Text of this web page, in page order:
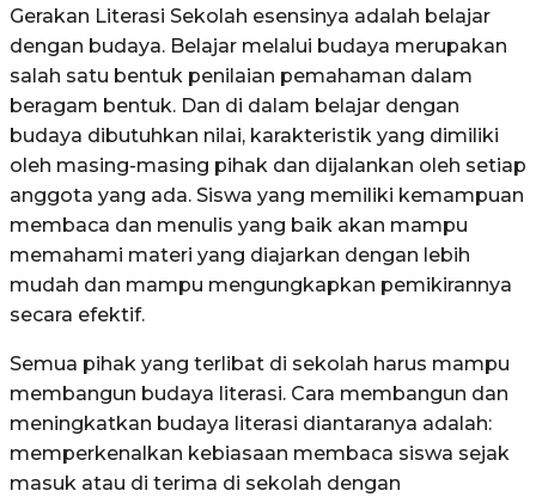
Gerakan Literasi Sekolah esensinya adalah belajar
dengan budaya. Belajar melalui budaya merupakan
salah satu bentuk penilaian pemahaman dalam
beragam bentuk. Dan di dalam belajar dengan
budaya dibutuhkan nilai, karakteristik yang dimiliki
oleh masing-masing pihak dan dijalankan oleh setiap
anggota yang ada. Siswa yang memiliki kemampuan
membaca dan menulis yang baik akan mampu
memahami materi yang diajarkan dengan lebih
mudah dan mampu mengungkapkan pemikirannya
secara efektif.
Semua pihak yang terlibat di sekolah harus mampu
membangun budaya literasi. Cara membangun dan
meningkatkan budaya literasi diantaranya adalah:
memperkenalkan kebiasaan membaca siswa sejak
masuk atau di terima di sekolah dengan